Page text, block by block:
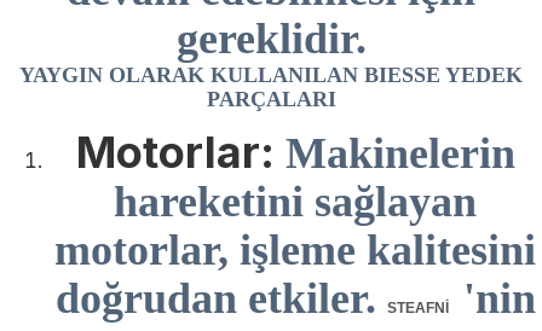
gereklidir.
YAYGIN OLARAK KULLANILAN BIESSE YEDEK
PARÇALARI
Motorlar: Makinelerin
hareketini sağlayan
motorlar, işleme kalitesini
doğrudan etkiler.
STEAFNİ
'nin